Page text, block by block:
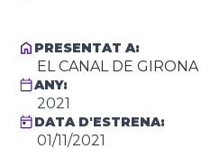
PRESENTAT A:
EL CANAL DE GIRONA
ANY:
2021
DATA D'ESTRENA:
01/11/2021